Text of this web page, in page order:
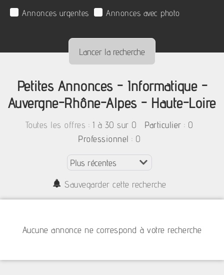
Annonces urgentes
Annonces avec photo
Petites Annonces - Informatique -
Auvergne-Rhône-Alpes - Haute-Loire
Toutes les offres : 1 à 30 sur 0 Particulier : 0
Professionnel : 0
Sauvegarder cette recherche
Aucune annonce ne correspond à votre recherche